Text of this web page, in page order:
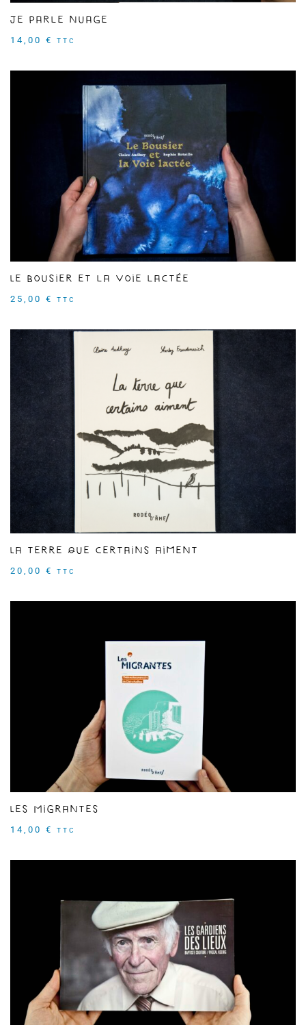
Je parle nuage
14,00 € TTC
Le Bousier et la Voie lactée
25,00 € TTC
La terre que certains aiment
20,00 € TTC
Les Migrantes
14,00 € TTC